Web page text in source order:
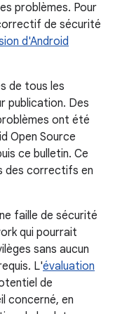
problèmes. Pour
de sécurité
d'Android
de tous les
publication. Des
ont été
Open Source
ce bulletin. Ce
des correctifs en
faille de sécurité
qui pourrait
sans aucun
L'évaluation
de
concerné, en